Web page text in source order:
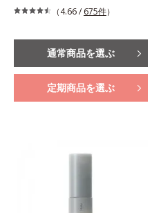
（4.66 / 675件）
通常商品を選ぶ
定期商品を選ぶ